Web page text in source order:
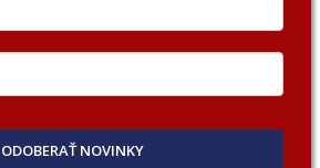
ODOBERAŤ NOVINKY